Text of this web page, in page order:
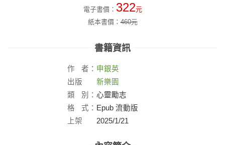
電子書價： 322元
紙本書價：460元
書籍資訊
作 者： 申銀英
出版
社：
新樂園
類
別： 心靈勵志
格
式： Epub 流動版
上架
2025/1/21